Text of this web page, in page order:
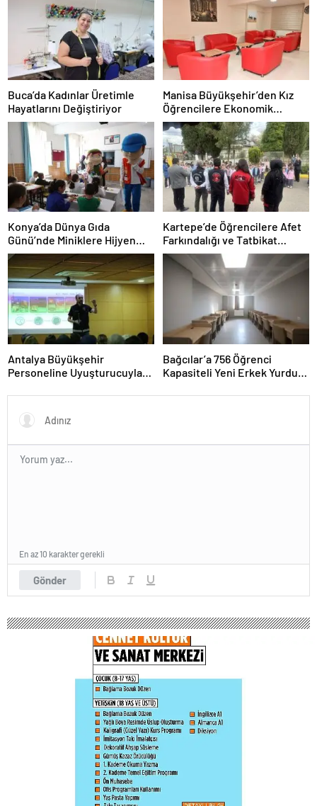
Buca’da Kadınlar Üretimle
Hayatlarını Değiştiriyor
Manisa Büyükşehir’den Kız
Öğrencilere Ekonomik
Konaklama İmkanı
Konya’da Dünya Gıda
Günü’nde Miniklere Hijyen
Eğitimi
Kartepe’de Öğrencilere Afet
Farkındalığı ve Tatbikat
Eğitimi
Antalya Büyükşehir
Personeline Uyuşturucuyla
Bağcılar’a 756 Öğrenci
Kapasiteli Yeni Erkek Yurdu
Gönder
En az 10 karakter gerekli